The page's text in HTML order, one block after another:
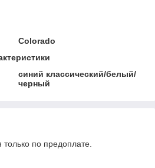
Colorado
синий классический/белый/
черный
только по предоплате.